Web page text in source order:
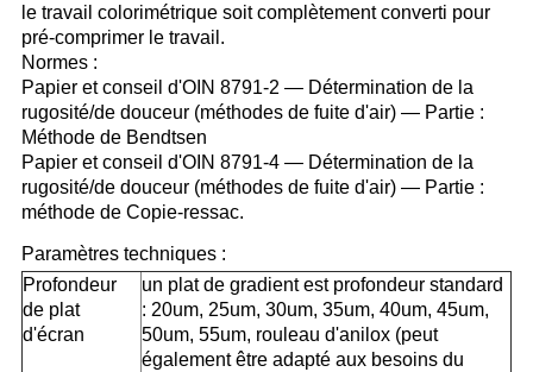
le travail colorimétrique soit complètement converti pour
pré-comprimer le travail.
Normes :
Papier et conseil d'OIN 8791-2 — Détermination de la
rugosité/de douceur (méthodes de fuite d'air) — Partie :
Méthode de Bendtsen
Papier et conseil d'OIN 8791-4 — Détermination de la
rugosité/de douceur (méthodes de fuite d'air) — Partie :
méthode de Copie-ressac.
Paramètres techniques :
Profondeur
de plat
d'écran
un plat de gradient est profondeur standard
: 20um, 25um, 30um, 35um, 40um, 45um,
50um, 55um, rouleau d'anilox (peut
également être adapté aux besoins du